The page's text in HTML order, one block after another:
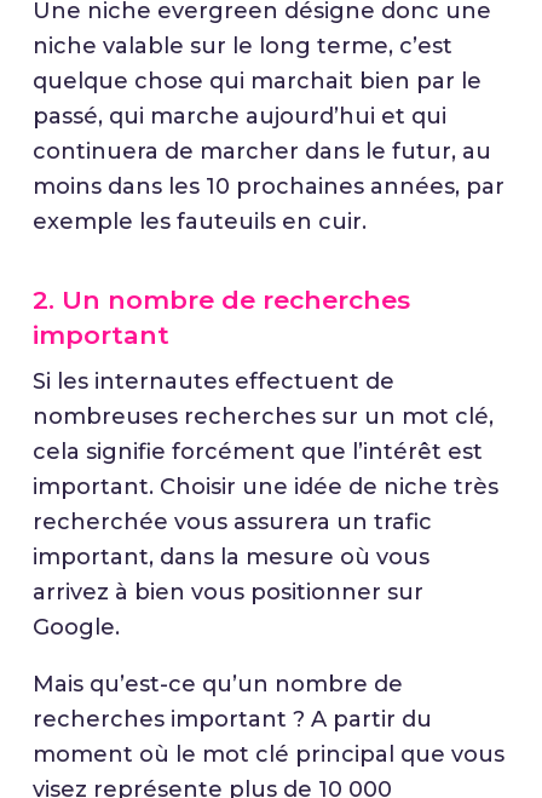
Une niche evergreen désigne donc une
niche valable sur le long terme, c’est
quelque chose qui marchait bien par le
passé, qui marche aujourd’hui et qui
continuera de marcher dans le futur, au
moins dans les 10 prochaines années, par
exemple les fauteuils en cuir.
2. Un nombre de recherches
important
Si les internautes effectuent de
nombreuses recherches sur un mot clé,
cela signifie forcément que l’intérêt est
important. Choisir une idée de niche très
recherchée vous assurera un trafic
important, dans la mesure où vous
arrivez à bien vous positionner sur
Google.
Mais qu’est-ce qu’un nombre de
recherches important ? A partir du
moment où le mot clé principal que vous
visez représente plus de 10 000